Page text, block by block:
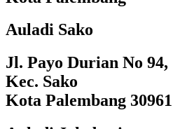
Auladi Sako
Jl. Payo Durian No 94,
Kec. Sako
Kota Palembang 30961